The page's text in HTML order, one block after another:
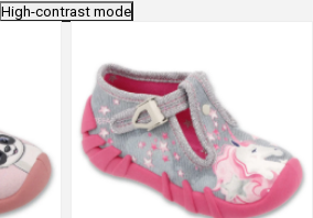
High-contrast mode